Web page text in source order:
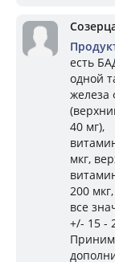
есть
одной
железа
40 мг),
мкг,
200
все
+/- 15 -